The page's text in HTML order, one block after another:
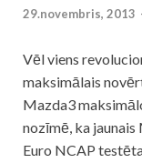
29.novembris, 2013
Vēl viens
maksimālais
Mazda3
nozīmē, ka
Euro NCAP